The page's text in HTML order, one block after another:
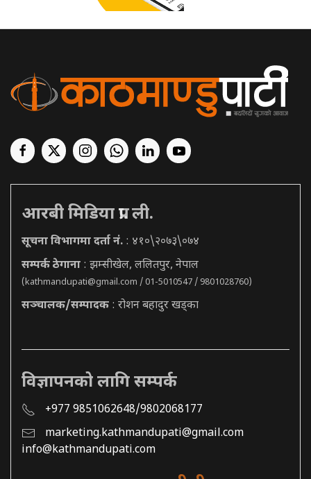
आरबी मिडिया प्रा. ली.
सूचना विभागमा दर्ता नं. : ४१०\२०७३\०७४
सम्पर्क ठेगाना : झम्सीखेल, ललितपुर, नेपाल
(kathmandupati@gmail.com / 01-5010547 / 9801028760)
सञ्चालक/सम्पादक : रोशन बहादुर खड्का
विज्ञापनको लागि सम्पर्क
+977 9851062648/9802068177
marketing.kathmandupati@gmail.com
info@kathmandupati.com